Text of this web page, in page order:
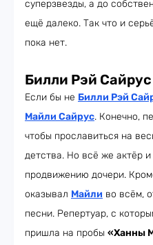
суперзвезды, а до
ещё далеко. Так что и
пока нет.
Билли Рэй Сайрус
Если бы не Билли Рэй
Майли Сайрус. Конечно,
чтобы прославиться на
детства. Но всё же актёр
продвижению дочери.
оказывал Майли во всём,
песни. Репертуар, с
пришла на пробы «Ханны